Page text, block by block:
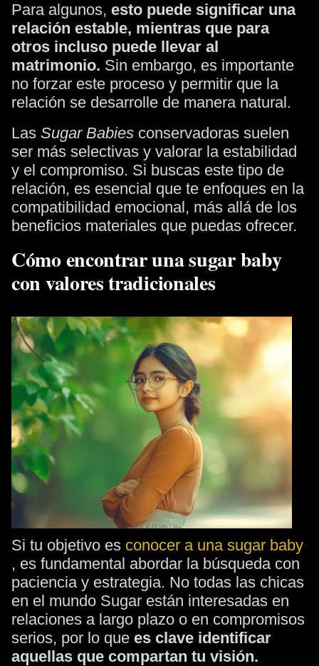
Para algunos, esto puede significar una
relación estable, mientras que para
otros incluso puede llevar al
matrimonio. Sin embargo, es importante
no forzar este proceso y permitir que la
relación se desarrolle de manera natural.
Las Sugar Babies conservadoras suelen
ser más selectivas y valorar la estabilidad
y el compromiso. Si buscas este tipo de
relación, es esencial que te enfoques en la
compatibilidad emocional, más allá de los
beneficios materiales que puedas ofrecer.
Cómo encontrar una sugar baby
con valores tradicionales
Si tu objetivo es conocer a una sugar baby
, es fundamental abordar la búsqueda con
paciencia y estrategia. No todas las chicas
en el mundo Sugar están interesadas en
relaciones a largo plazo o en compromisos
serios, por lo que es clave identificar
aquellas que compartan tu visión.